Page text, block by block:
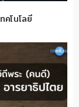
คโนโลยี